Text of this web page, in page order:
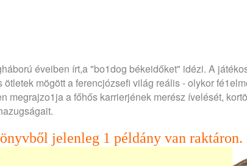
éveiben írt,a "bo1dog békeidőket" idézi. A
mögött a ferencjózsefi világ reális - olykor
megrajzo1ja a főhős karrierjének merész ívelését,
jelenleg 1 példány van raktáron.